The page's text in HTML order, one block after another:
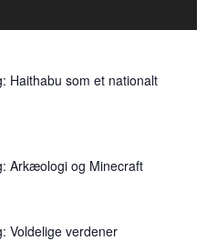
Haithabu som et nationalt
Arkæologi og Minecraft
Voldelige verdener